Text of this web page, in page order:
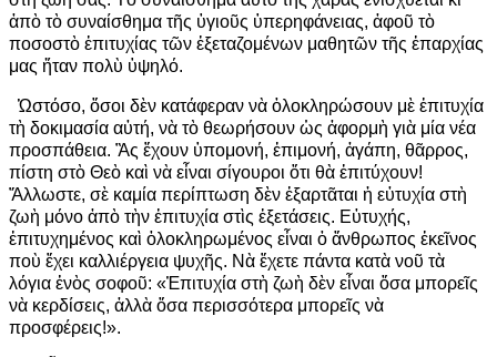
ἀπὸ τὸ συναίσθημα τῆς ὑγιοῦς ὑπερηφάνειας, ἀφοῦ τὸ
ποσοστὸ ἐπιτυχίας τῶν ἐξεταζομένων μαθητῶν τῆς ἐπαρχίας
μας ἤταν πολὺ ὑψηλό.
Ὡστόσο, ὅσοι δὲν κατάφεραν νὰ ὁλοκληρώσουν μὲ ἐπιτυχία
τὴ δοκιμασία αὐτή, νὰ τὸ θεωρήσουν ὡς ἀφορμὴ γιὰ μία νέα
προσπάθεια. Ἂς ἔχουν ὑπομονή, ἐπιμονή, ἀγάπη, θᾶρρος,
πίστη στὸ Θεὸ καὶ νὰ εἶναι σίγουροι ὅτι θὰ ἐπιτύχουν!
Ἄλλωστε, σὲ καμία περίπτωση δὲν ἐξαρτᾶται ἡ εὐτυχία στὴ
ζωὴ μόνο ἀπὸ τὴν ἐπιτυχία στὶς ἐξετάσεις. Εὐτυχής,
ἐπιτυχημένος καὶ ὁλοκληρωμένος εἶναι ὁ ἄνθρωπος ἐκεῖνος
ποὺ ἔχει καλλιέργεια ψυχῆς. Νὰ ἔχετε πάντα κατὰ νοῦ τὰ
λόγια ἑνὸς σοφοῦ: «Ἐπιτυχία στὴ ζωὴ δὲν εἶναι ὅσα μπορεῖς
νὰ κερδίσεις, ἀλλὰ ὅσα περισσότερα μπορεῖς νὰ
προσφέρεις!».